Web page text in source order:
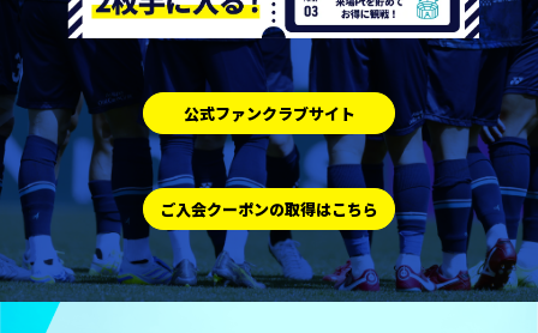
公式ファンクラブサイト
ご入会クーポンの取得はこちら